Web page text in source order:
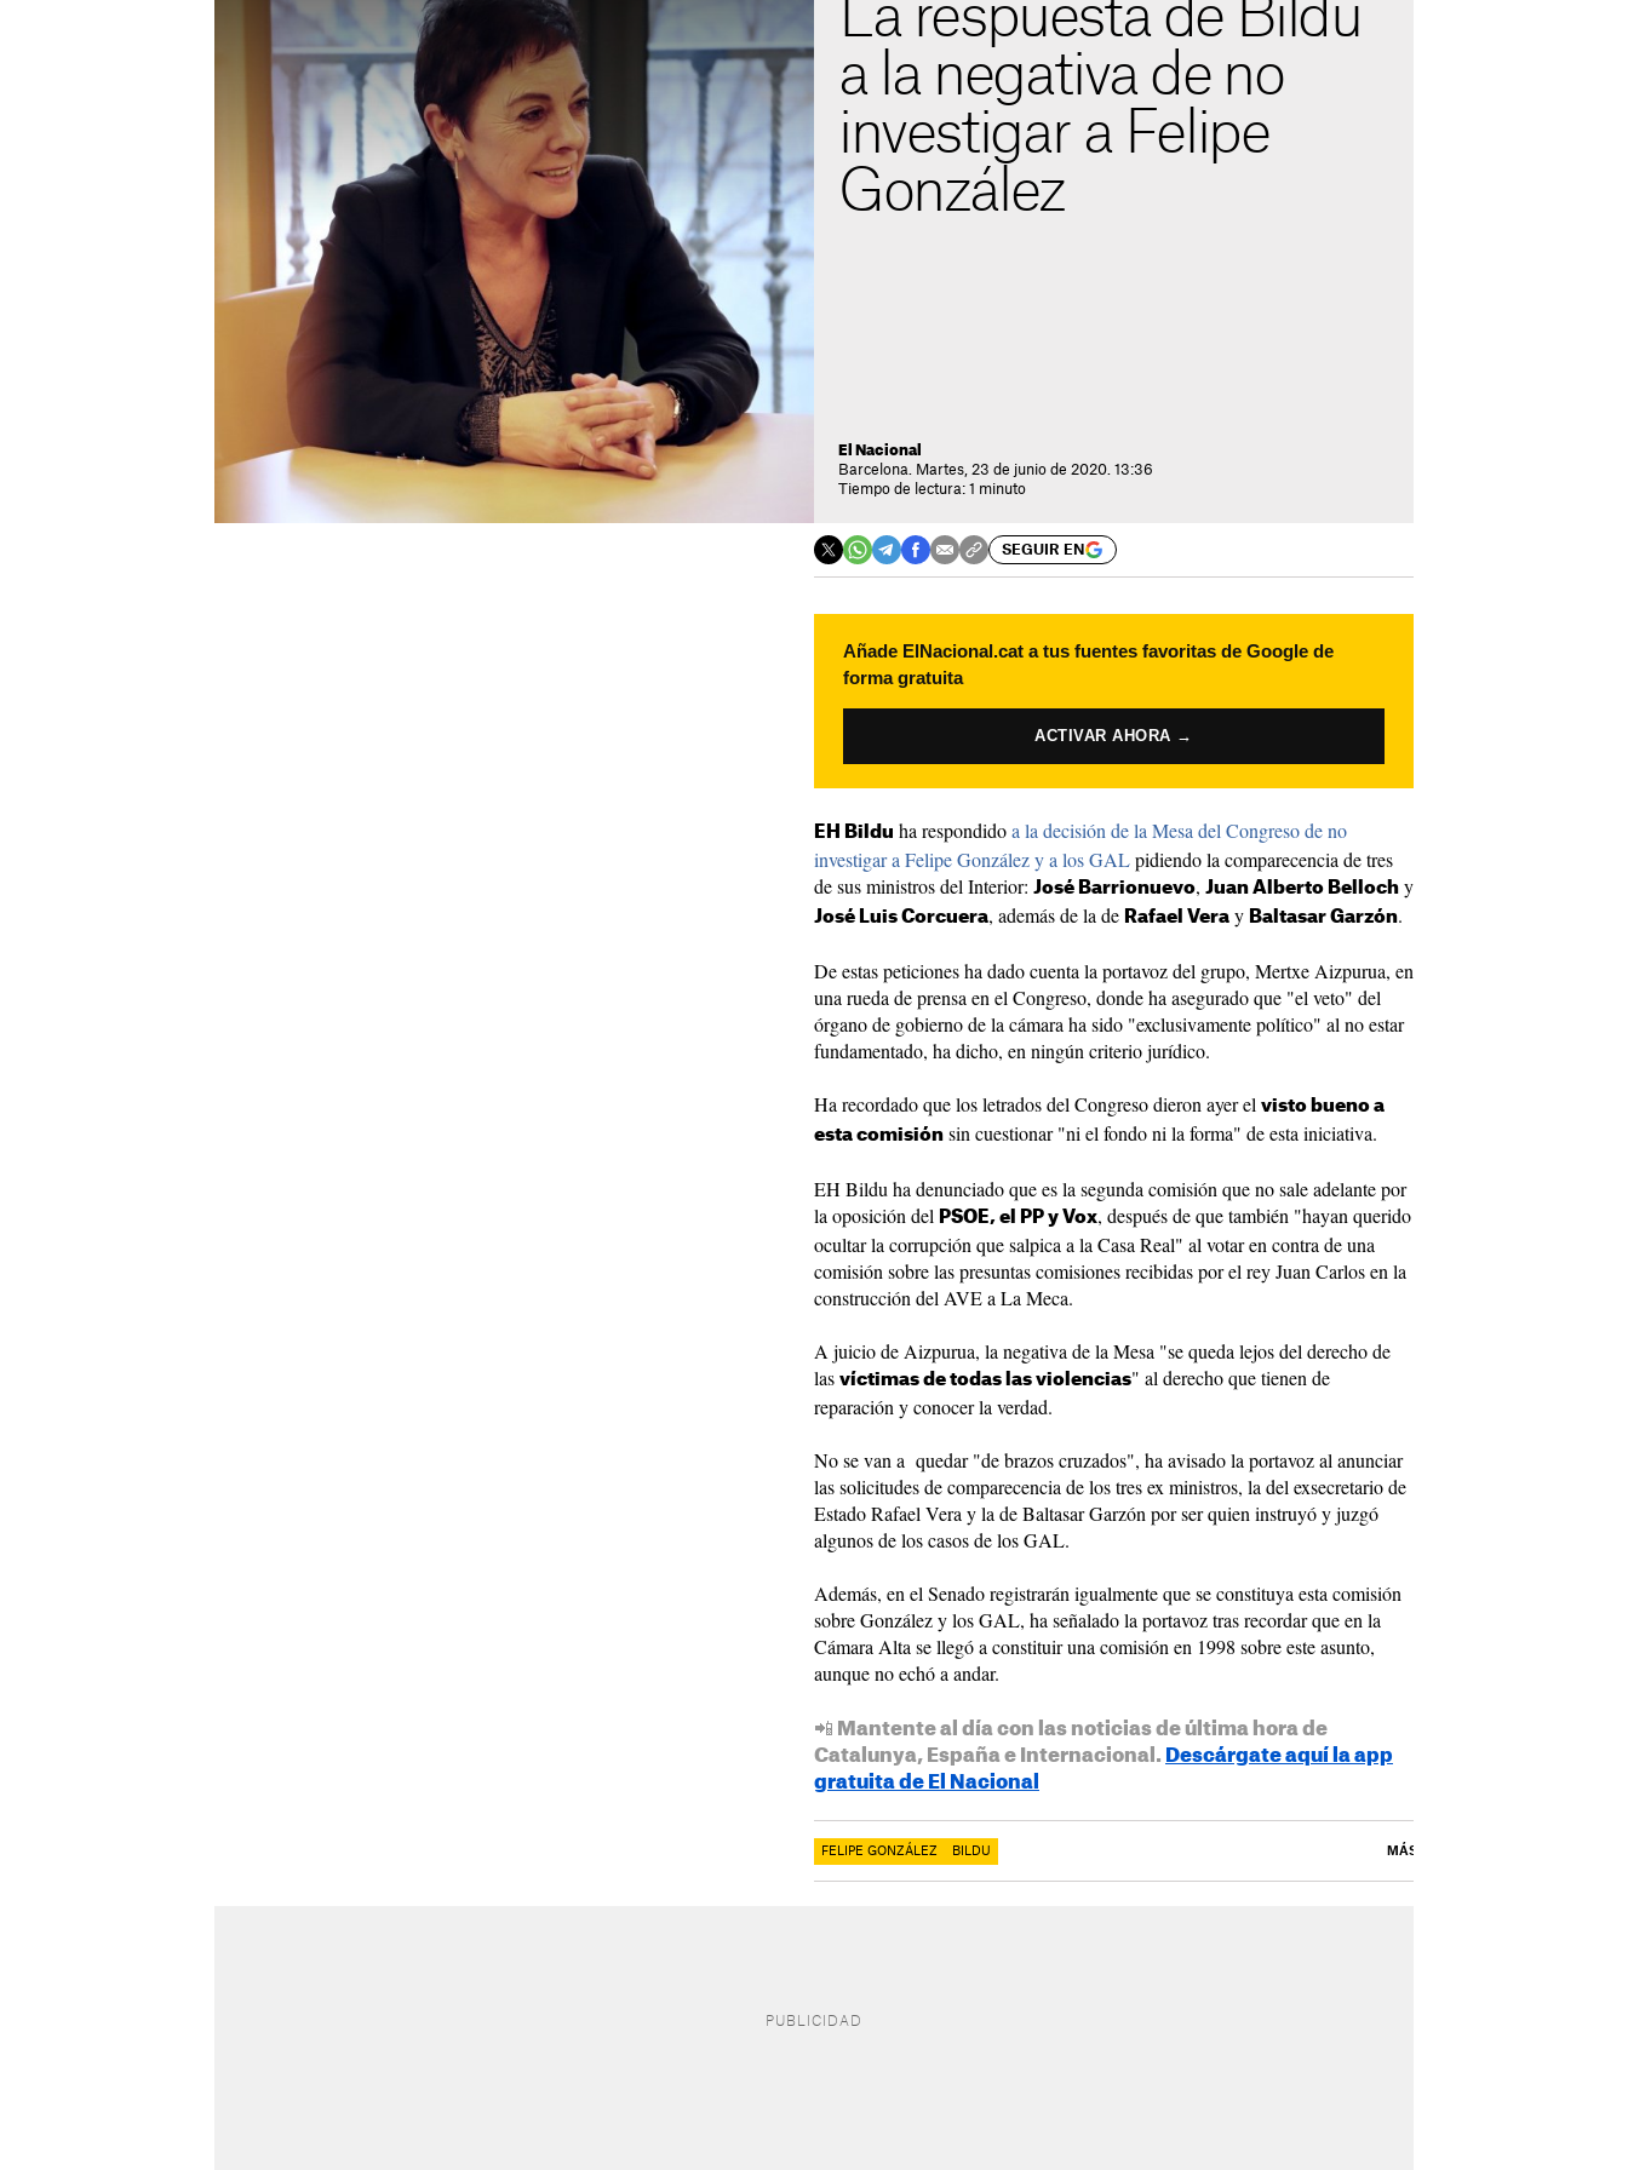
La respuesta de Bildu
a la negativa de no
investigar a Felipe
González
El Nacional
Barcelona. Martes, 23 de junio de 2020. 13:36
Tiempo de lectura: 1 minuto
SEGUIR EN
Añade ElNacional.cat a tus fuentes favoritas de Google de
forma gratuita
ACTIVAR AHORA →
EH Bildu ha respondidoa la decisión de la Mesa del Congreso de no
investigar a Felipe González y a los GALpidiendo la comparecencia de tres
de sus ministros del Interior: José Barrionuevo, Juan Alberto Belloch y
José Luis Corcuera, además de la de Rafael Vera y Baltasar Garzón.
De estas peticiones ha dado cuenta la portavoz del grupo, Mertxe Aizpurua, en
una rueda de prensa en el Congreso, donde ha asegurado que "el veto" del
órgano de gobierno de la cámara ha sido "exclusivamente político" al no estar
fundamentado, ha dicho, en ningún criterio jurídico.
Ha recordado que los letrados del Congreso dieron ayer el visto bueno a
esta comisión sin cuestionar "ni el fondo ni la forma" de esta iniciativa.
EH Bildu ha denunciado que es la segunda comisión que no sale adelante por
la oposición del PSOE, el PP y Vox, después de que también "hayan querido
ocultar la corrupción que salpica a la Casa Real" al votar en contra de una
comisión sobre las presuntas comisiones recibidas por el rey Juan Carlos en la
construcción del AVE a La Meca.
A juicio de Aizpurua, la negativa de la Mesa "se queda lejos del derecho de
las víctimas de todas las violencias" al derecho que tienen de
reparación y conocer la verdad.
No se van a quedar "de brazos cruzados", ha avisado la portavoz al anunciar
las solicitudes de comparecencia de los tres ex ministros, la del exsecretario de
Estado Rafael Vera y la de Baltasar Garzón por ser quien instruyó y juzgó
algunos de los casos de los GAL.
Además, en el Senado registrarán igualmente que se constituya esta comisión
sobre González y los GAL, ha señalado la portavoz tras recordar que en la
Cámara Alta se llegó a constituir una comisión en 1998 sobre este asunto,
aunque no echó a andar.
📲 Mantente al día con las noticias de última hora de
Catalunya, España e Internacional. Descárgate aquí la app
gratuita de El Nacional
FELIPE GONZÁLEZ BILDU MÁS